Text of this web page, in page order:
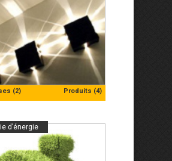
(2) Produits (4)
d’énergie